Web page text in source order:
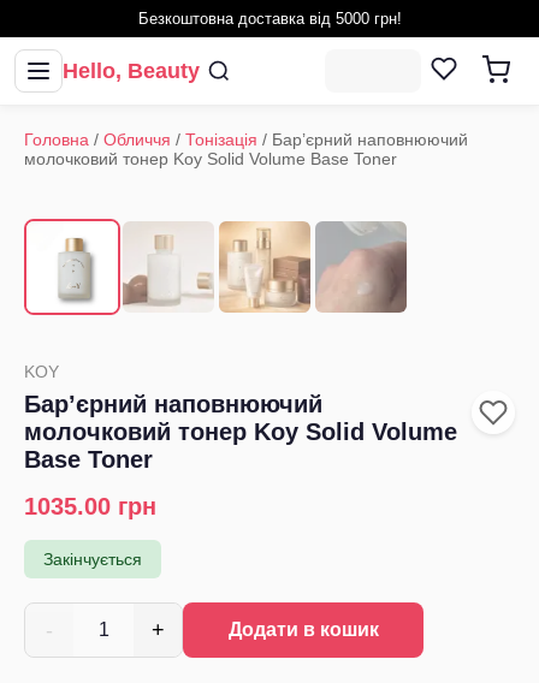
Безкоштовна доставка від 5000 грн!
Hello, Beauty
Головна / Обличчя / Тонізація / Бар’єрний наповнюючий
молочковий тонер Koy Solid Volume Base Toner
KOY
Бар’єрний наповнюючий
молочковий тонер Koy Solid Volume
Base Toner
1035.00 грн
Закінчується
- 1 + Додати в кошик